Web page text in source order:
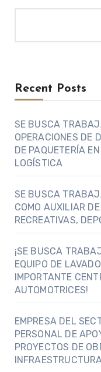
Recent Posts
SE BUSCA
OPERACIONES DE
DE PAQUETERÍA
LOGÍSTICA
SE BUSCA
COMO AUXILIAR
RECREATIVAS,
¡SE BUSCA
EQUIPO DE
IMPORTANTE
AUTOMOTRICES!
EMPRESA DEL
PERSONAL DE
PROYECTOS DE